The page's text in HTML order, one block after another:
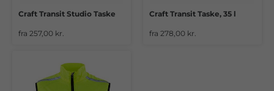
Craft Transit Studio Taske
fra 257,00 kr.
Craft Transit Taske, 35 l
fra 278,00 kr.